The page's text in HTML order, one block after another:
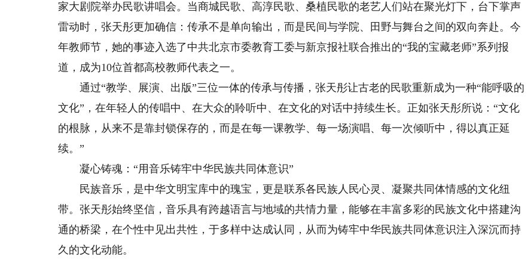
家大剧院举办民歌讲唱会。当商城民歌、高淳民歌、桑植民歌的老艺人们站在聚光灯下，台下掌声
雷动时，张天彤更加确信：传承不是单向输出，而是民间与学院、田野与舞台之间的双向奔赴。今
年教师节，她的事迹入选了中共北京市委教育工委与新京报社联合推出的“我的宝藏老师”系列报
道，成为10位首都高校教师代表之一。
通过“教学、展演、出版”三位一体的传承与传播，张天彤让古老的民歌重新成为一种“能呼吸的
文化”，在年轻人的传唱中、在大众的聆听中、在文化的对话中持续生长。正如张天彤所说：“文化
的根脉，从来不是靠封锁保存的，而是在每一课教学、每一场演唱、每一次倾听中，得以真正延
续。”
凝心铸魂：“用音乐铸牢中华民族共同体意识”
民族音乐，是中华文明宝库中的瑰宝，更是联系各民族人民心灵、凝聚共同体情感的文化纽
带。张天彤始终坚信，音乐具有跨越语言与地域的共情力量，能够在丰富多彩的民族文化中搭建沟
通的桥梁，在个性中见出共性，于多样中达成认同，从而为铸牢中华民族共同体意识注入深沉而持
久的文化动能。